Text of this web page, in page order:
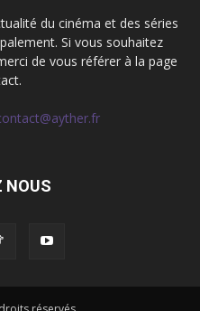
du cinéma et des séries
Si vous souhaitez
de vous référer à la page
NOUS